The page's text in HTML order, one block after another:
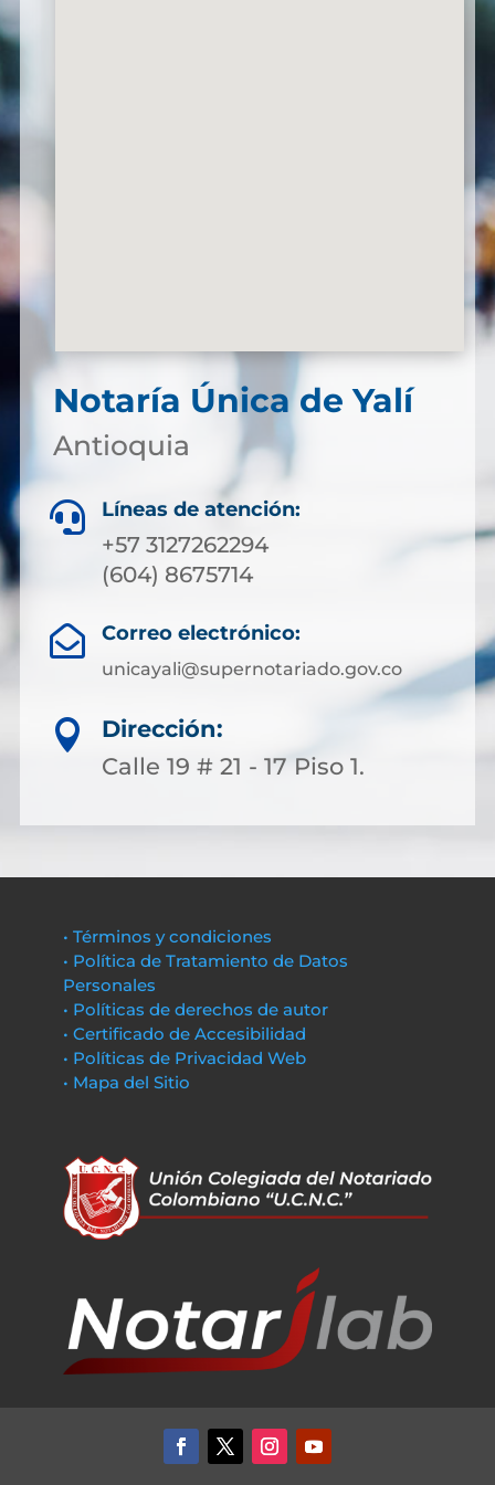
Notaría Única de Yalí
Antioquia
 Líneas de atención:
+57 3127262294
(604) 8675714
 Correo electrónico:
unicayali@supernotariado.gov.co

Dirección:
Calle 19 # 21 - 17 Piso 1.
• Términos y condiciones
• Política de Tratamiento de Datos
Personales
• Políticas de derechos de autor
• Certificado de Accesibilidad
• Políticas de Privacidad Web
• Mapa del Sitio